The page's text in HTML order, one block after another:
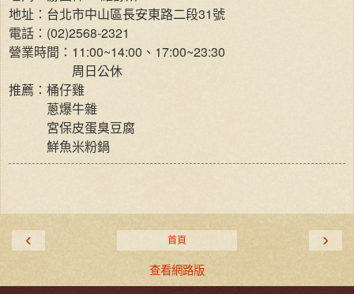
地址：台北市中山區長安東路二段31號
電話：(02)2568-2321
營業時間：11:00~14:00、17:00~23:30
周日公休
推薦：桶仔雞
蔥爆牛雜
宮保皮蛋臭豆腐
鮮魚米粉鍋
‹ ›
首頁
查看網路版